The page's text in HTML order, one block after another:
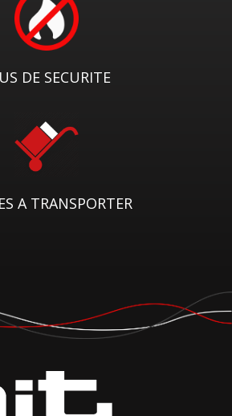
DE SECURITE
A TRANSPORTER